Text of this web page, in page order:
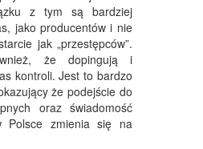
z tym są bardziej
jako producentów i nie
jak „przestępców”.
że dopingują i
kontroli. Jest to bardzo
że podejście do
oraz świadomość
zmienia się na